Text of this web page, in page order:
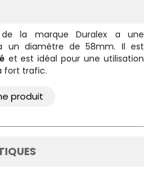
de la marque Duralex a une
un diamètre de 58mm. Il est
et est idéal pour une utilisation
fort trafic.
produit